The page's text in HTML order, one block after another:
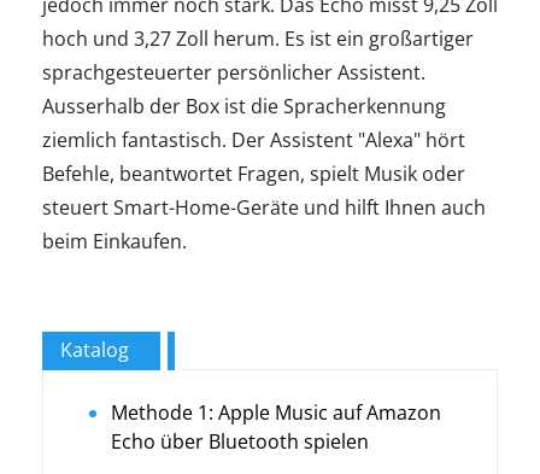
hoch und 3,27 Zoll herum. Es ist ein großartiger
sprachgesteuerter persönlicher Assistent.
Ausserhalb der Box ist die Spracherkennung
ziemlich fantastisch. Der Assistent "Alexa" hört
Befehle, beantwortet Fragen, spielt Musik oder
steuert Smart-Home-Geräte und hilft Ihnen auch
beim Einkaufen.
Katalog
Methode 1: Apple Music auf Amazon
Echo über Bluetooth spielen